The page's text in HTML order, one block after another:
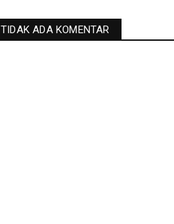
TIDAK ADA KOMENTAR